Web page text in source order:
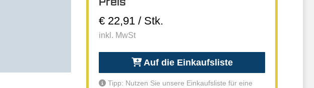
€ 22,91 / Stk.
inkl. MwSt
Auf die Einkaufsliste
Tipp: Nutzen Sie unsere Einkaufsliste für eine